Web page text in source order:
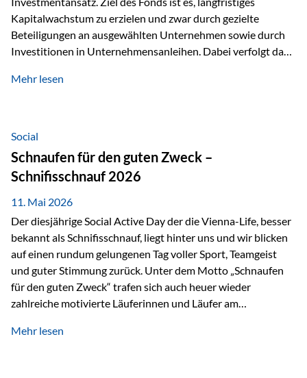
Kapitalwachstum zu erzielen und zwar durch gezielte
Beteiligungen an ausgewählten Unternehmen sowie durch
Investitionen in Unternehmensanleihen. Dabei verfolgt das
Marktbewegungen stehen im Fokus, sondern die
innerhalb der Private Wealth Police der Vienna-Life steht
der Oculus Value Capital Fund für einen langfristig
orientierten Value-Investing-Ansatz mit Fokus auf
fundamentale Unternehmensanalyse und nachhaltige
Wertentwicklung. Der Investmentansatz: Value Investing
mit Weitblick Im Zentrum steht ein…
Mehr lesen
Social
Schnaufen für den guten Zweck –
Schnifisschnauf 2026
11. Mai 2026
Der diesjährige Social Active Day der die Vienna-Life, besser
bekannt als Schnifisschnauf, liegt hinter uns und wir blicken
auf einen rundum gelungenen Tag voller Sport, Teamgeist
und guter Stimmung zurück. Unter dem Motto „Schnaufen
für den guten Zweck“ trafen sich auch heuer wieder
zahlreiche motivierte Läuferinnen und Läufer am
Höchstleistungen für einen guten Zweck zu erbringen. Mit
Mehr lesen